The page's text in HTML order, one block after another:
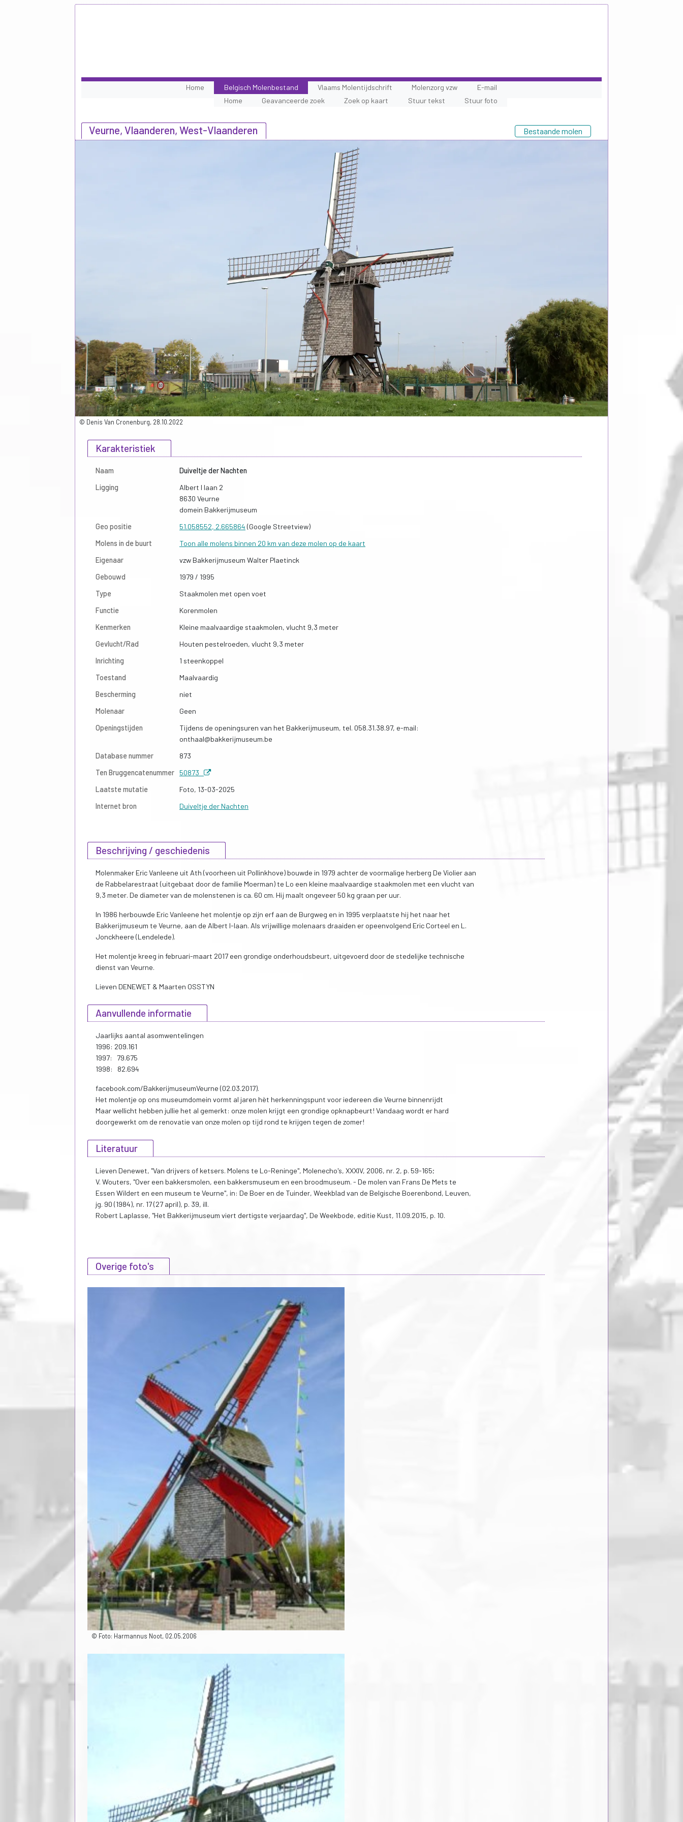
Home
Belgisch Molenbestand
Home
Geavanceerde zoek Zoek op kaart Stuur tekst Stuur foto
Vlaams Molentijdschrift Molenzorg vzw E-mail
Veurne, Vlaanderen, West-Vlaanderen Bestaande molen
Karakteristiek
Naam
Duiveltje der Nachten
Ligging
Albert I laan 2
8630 Veurne
domein Bakkerijmuseum
Geo positie
51.058552, 2.665864 (Google Streetview)
Molens in de buurt
Toon alle molens binnen 20 km van deze molen op de kaart
Eigenaar
vzw Bakkerijmuseum Walter Plaetinck
Gebouwd
1979 / 1995
Type
Staakmolen met open voet
Functie
Korenmolen
Kenmerken
Kleine maalvaardige staakmolen, vlucht 9,3 meter
Gevlucht/Rad
Houten pestelroeden, vlucht 9,3 meter
Inrichting
1 steenkoppel
Toestand
Maalvaardig
Bescherming
niet
Molenaar
Geen
Openingstijden
Tijdens de openingsuren van het Bakkerijmuseum, tel. 058.31.38.97, e-mail:
onthaal@bakkerijmuseum.be
Database nummer
873
Ten Bruggencatenummer 50873
Laatste mutatie
Foto, 13-03-2025
Internet bron
Duiveltje der Nachten
© Denis Van Cronenburg, 28.10.2022
Beschrijving / geschiedenis
Molenmaker Eric Vanleene uit Ath (voorheen uit Pollinkhove) bouwde in 1979 achter de voormalige herberg De Violier aan
de Rabbelarestraat (uitgebaat door de familie Moerman) te Lo een kleine maalvaardige staakmolen met een vlucht van
9,3 meter. De diameter van de molenstenen is ca. 60 cm. Hij maalt ongeveer 50 kg graan per uur.
In 1986 herbouwde Eric Vanleene het molentje op zijn erf aan de Burgweg en in 1995 verplaatste hij het naar het
Bakkerijmuseum te Veurne, aan de Albert I-laan. Als vrijwillige molenaars draaiden er opeenvolgend Eric Corteel en L.
Jonckheere (Lendelede).
Het molentje kreeg in februari-maart 2017 een grondige onderhoudsbeurt, uitgevoerd door de stedelijke technische
dienst van Veurne.
Lieven DENEWET & Maarten OSSTYN
Aanvullende informatie
Jaarlijks aantal asomwentelingen
1996: 209.161
1997: 79.675
1998: 82.694
facebook.com/BakkerijmuseumVeurne (02.03.2017).
Het molentje op ons museumdomein vormt al jaren hèt herkenningspunt voor iedereen die Veurne binnenrijdt
Maar wellicht hebben jullie het al gemerkt: onze molen krijgt een grondige opknapbeurt! Vandaag wordt er hard
doorgewerkt om de renovatie van onze molen op tijd rond te krijgen tegen de zomer!
Literatuur
Lieven Denewet, "Van drijvers of ketsers. Molens te Lo-Reninge", Molenecho's, XXXIV, 2006, nr. 2, p. 59-165;
V. Wouters, "Over een bakkersmolen, een bakkersmuseum en een broodmuseum. - De molen van Frans De Mets te
Essen Wildert en een museum te Veurne", in: De Boer en de Tuinder, Weekblad van de Belgische Boerenbond, Leuven,
jg. 90 (1984), nr. 17 (27 april), p. 39, ill.
Robert Laplasse, "Het Bakkerijmuseum viert dertigste verjaardag", De Weekbode, editie Kust, 11.09.2015, p. 10.
Overige foto's
© Foto: Harmannus Noot, 02.05.2006